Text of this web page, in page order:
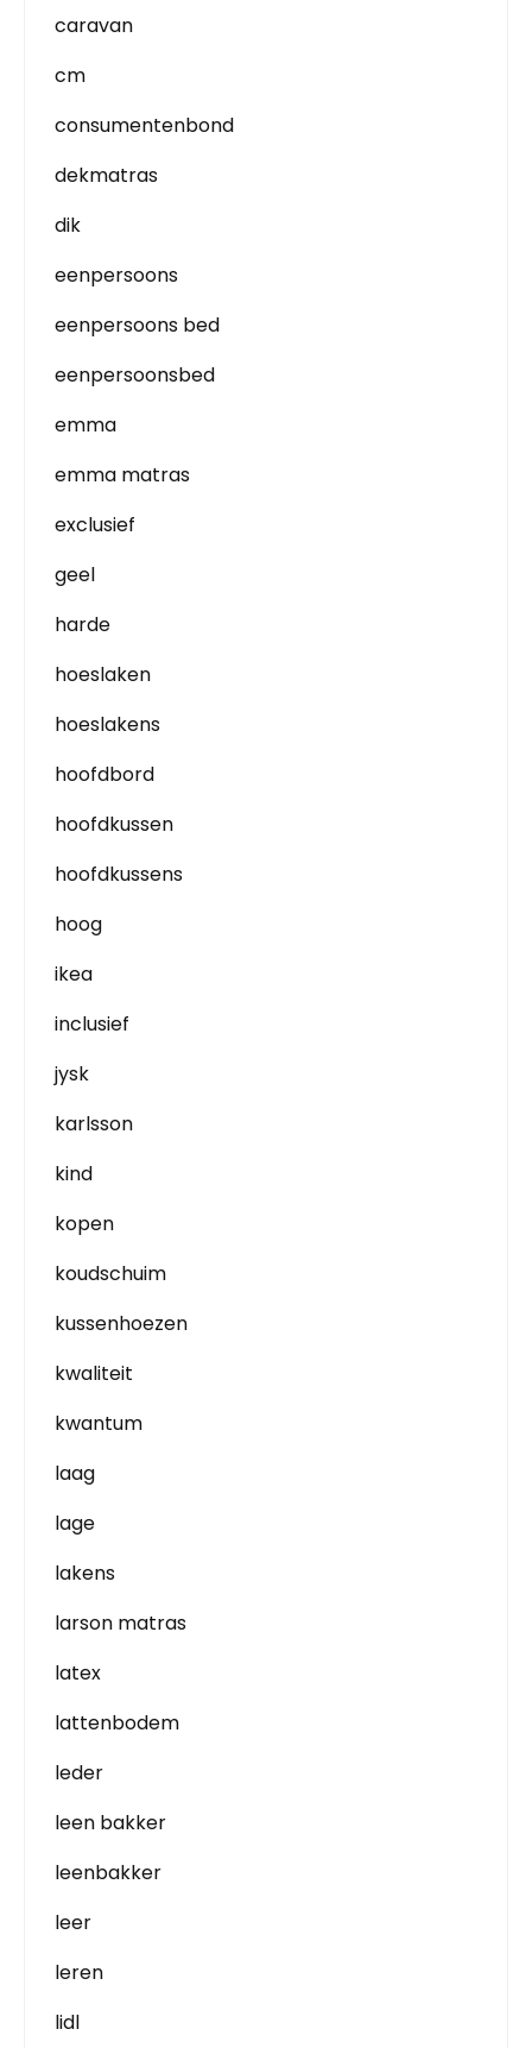
caravan
cm
consumentenbond
dekmatras
dik
eenpersoons
eenpersoons bed
eenpersoonsbed
emma
emma matras
exclusief
geel
harde
hoeslaken
hoeslakens
hoofdbord
hoofdkussen
hoofdkussens
hoog
ikea
inclusief
jysk
karlsson
kind
kopen
koudschuim
kussenhoezen
kwaliteit
kwantum
laag
lage
lakens
larson matras
latex
lattenbodem
leder
leen bakker
leenbakker
leer
leren
lidl